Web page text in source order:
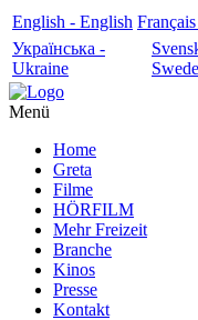
English - English
Українська -
Ukraine
Menü
Home
Greta
Filme
HÖRFILM
Mehr Freizeit
Branche
Kinos
Presse
Kontakt